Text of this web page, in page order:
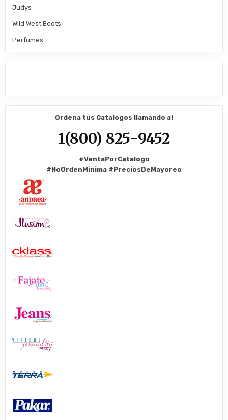
Judys
Wild West Boots
Perfumes
Ordena tus Catalogos llamando al
1(800) 825-9452
#VentaPorCatalogo
#NoOrdenMinima #PreciosDeMayoreo